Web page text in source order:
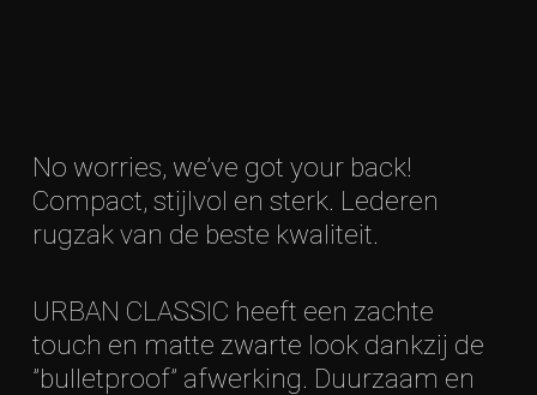
No worries, we’ve got your back!
Compact, stijlvol en sterk. Lederen
rugzak van de beste kwaliteit.
URBAN CLASSIC heeft een zachte
touch en matte zwarte look dankzij de
”bulletproof” afwerking. Duurzaam en